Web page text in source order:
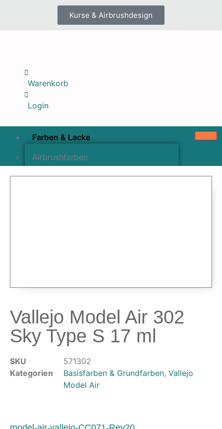
Kurse & Airbrushdesign
Warenkorb
Login
Farben & Lacke
Airbrushfarben
Kompressoren
Schläuche & Kupplungen
Anschlüsse & Verschraubungen
Luftfilter & Druckregler
Werkzeuge & Malzubehör
Radierer & Schneidewerkzeuge
Vallejo Model Air 302
Sky Type S 17 ml
SKU
571302
Kategorien
Basisfarben & Grundfarben, Vallejo
Model Air